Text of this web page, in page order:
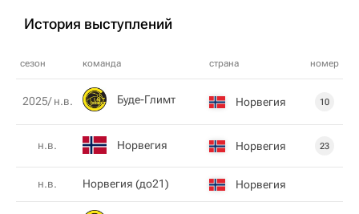
История выступлений
сезон команда страна номер
2025/ н.в. Буде-Глимт Норвегия 10
н.в. Норвегия Норвегия 23
н.в. Норвегия (до21) Норвегия